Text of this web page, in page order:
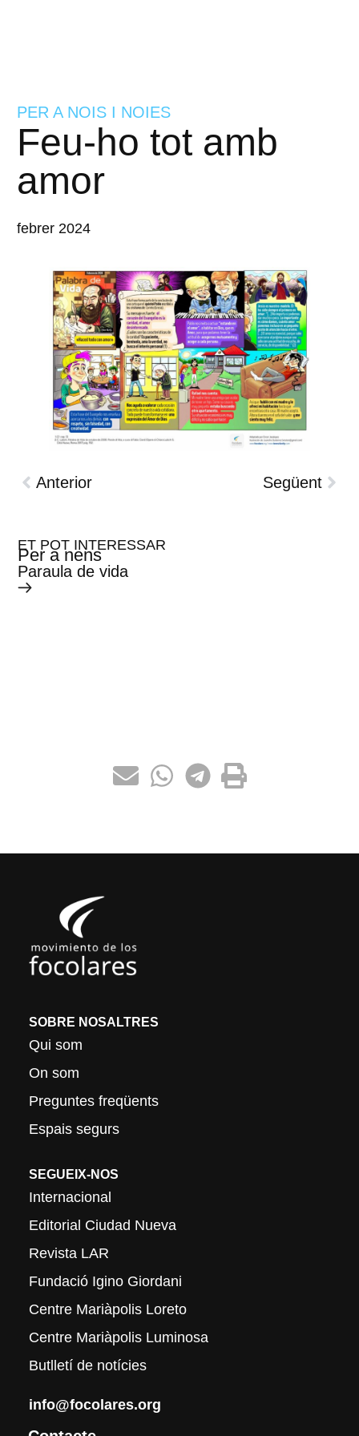
PER A NOIS I NOIES
Feu-ho tot amb
amor
febrer 2024
Anterior Següent
ET POT INTERESSAR
Per a nens
Paraula de vida
SOBRE NOSALTRES
Qui som
On som
Preguntes freqüents
Espais segurs
SEGUEIX-NOS
Internacional
Editorial Ciudad Nueva
Revista LAR
Fundació Igino Giordani
Centre Mariàpolis Loreto
Centre Mariàpolis Luminosa
Butlletí de notícies
info@focolares.org